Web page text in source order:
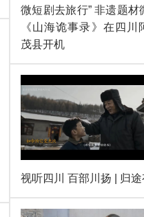
微短剧去旅行” 非遗题材
《山海诡事录》在四川
茂县开机
视听四川 百部川扬 | 归